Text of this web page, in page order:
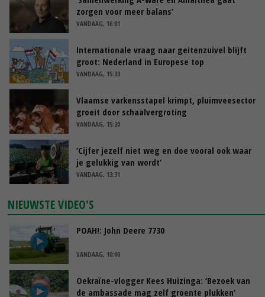
zorgen voor meer balans’
VANDAAG, 16:01
Internationale vraag naar geitenzuivel blijft
groot: Nederland in Europese top
VANDAAG, 15:33
Vlaamse varkensstapel krimpt, pluimveesector
groeit door schaalvergroting
VANDAAG, 15:20
‘Cijfer jezelf niet weg en doe vooral ook waar
je gelukkig van wordt’
VANDAAG, 13:31
NIEUWSTE VIDEO'S
POAH!: John Deere 7730
VANDAAG, 10:00
Oekraïne-vlogger Kees Huizinga: ‘Bezoek van
de ambassade mag zelf groente plukken’